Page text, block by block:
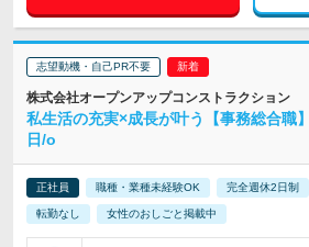
志望動機・自己PR不要
株式会社オープンアップコンストラクション
私生活の充実×成長が叶う【事務総合職
日/o
正社員 職種・業種未経験OK 完全週休2日制
転勤なし 女性のおしごと掲載中